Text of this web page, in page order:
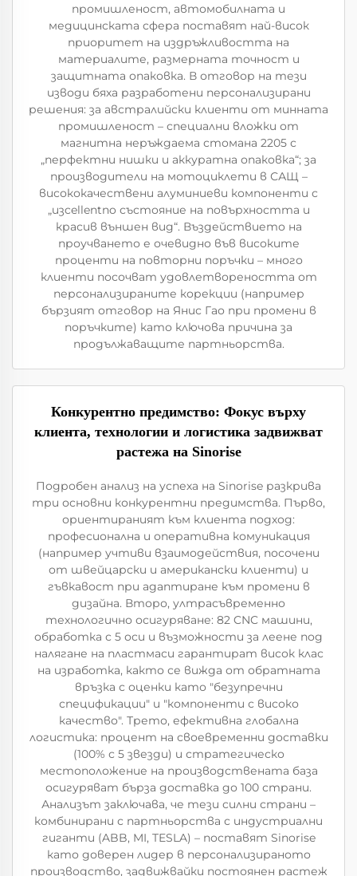
промишленост, автомобилната и
медицинската сфера поставят най-висок
приоритет на издръжливостта на
материалите, размерната точност и
защитната опаковка. В отговор на тези
изводи бяха разработени персонализирани
решения: за австралийски клиенти от минната
промишленост – специални вложки от
магнитна неръждаема стомана 2205 с
„перфектни нишки и аккуратна опаковка“; за
производители на мотоциклети в САЩ –
висококачествени алуминиеви компоненти с
„изcellentno състояние на повърхността и
красив външен вид“. Въздействието на
проучването е очевидно във високите
проценти на повторни поръчки – много
клиенти посочват удовлетвореността от
персонализираните корекции (например
бързият отговор на Янис Гао при промени в
поръчките) като ключова причина за
продължаващите партньорства.
Конкурентно предимство: Фокус върху
клиента, технологии и логистика задвижват
растежа на Sinorise
Подробен анализ на успеха на Sinorise разкрива
три основни конкурентни предимства. Първо,
ориентираният към клиента подход:
професионална и оперативна комуникация
(например учтиви взаимодействия, посочени
от швейцарски и американски клиенти) и
гъвкавост при адаптиране към промени в
дизайна. Второ, ултрасъвременно
технологично осигуряване: 82 CNC машини,
обработка с 5 оси и възможности за леене под
налягане на пластмаси гарантират висок клас
на изработка, както се вижда от обратната
връзка с оценки като "безупречни
спецификации" и "компоненти с високо
качество". Трето, ефективна глобална
логистика: процент на своевременни доставки
(100% с 5 звезди) и стратегическо
местоположение на производствената база
осигуряват бърза доставка до 100 страни.
Анализът заключава, че тези силни страни –
комбинирани с партньорства с индустриални
гиганти (ABB, MI, TESLA) – поставят Sinorise
като доверен лидер в персонализираното
производство, задвижвайки постоянен растеж